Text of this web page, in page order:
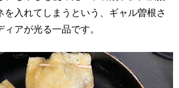
を入れてしまうという、ギャル曽根さ
アが光る一品です。